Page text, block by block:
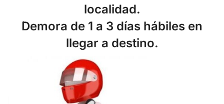
localidad.
Demora de 1 a 3 días hábiles en
llegar a destino.